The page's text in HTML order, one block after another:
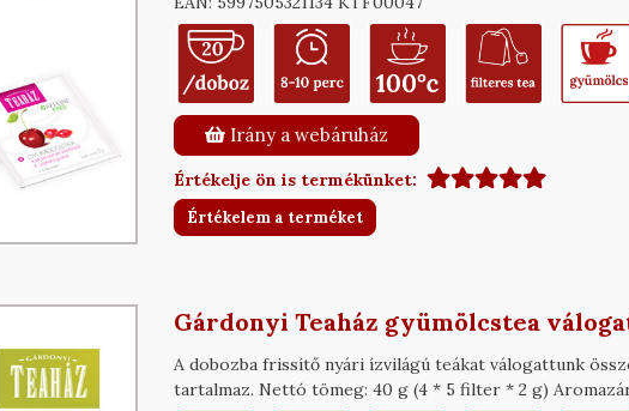
Irány a webáruház
Értékelje ön is termékünket:
Értékelem a terméket
Gárdonyi Teaház gyümölcstea
A dobozba frissítő nyári ízvilágú teákat válogattunk
tartalmaz. Nettó tömeg: 40 g (4 * 5 filter * 2 g)